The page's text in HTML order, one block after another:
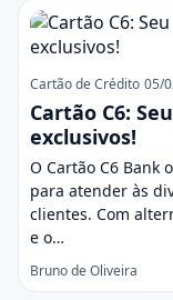
Cartão de Crédito 05/
Cartão C6:
exclusivos!
O Cartão C6 Bank
para atender às
clientes. Com
e o…
Bruno de Oliveira